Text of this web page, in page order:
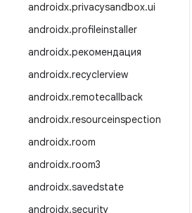
androidx.privacysandbox.ui
androidx.profileinstaller
androidx.рекомендация
androidx.recyclerview
androidx.remotecallback
androidx.resourceinspection
androidx.room
androidx.room3
androidx.savedstate
androidx.security